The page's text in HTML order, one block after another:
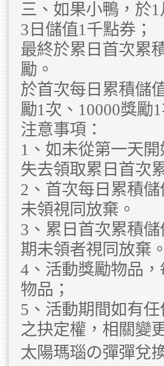
三、如果小鴨，於
3日儲值1千點券；
最終於累日首次累
勵。
於首次每日累積儲
勵1次、10000獎勵
注意事項：
1、如未從第一天
失去領取累日首次
2、首次每日累積
未領視同放棄。
3、累日首次累積
期未領者視同放棄
4、活動獎勵物品
物品；
5、活動期間如有
之抉定權，相關變
太陽瑪瑙の彈彈兌